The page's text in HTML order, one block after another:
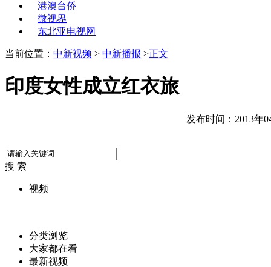
港澳台侨
微视界
东北亚电视网
当前位置： 中新视频 > 中新播报 >正文
印度女性成立红衣旅
发布时间：2013年
搜 索
视频
分类浏览
大家都在看
最新视频